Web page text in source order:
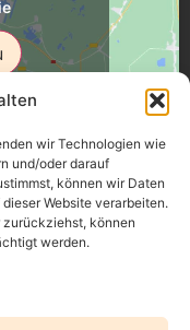
wir Technologien wie
und/oder darauf
können wir Daten
Website verarbeiten.
zurückziehst, können
werden.
Endingen a.K.